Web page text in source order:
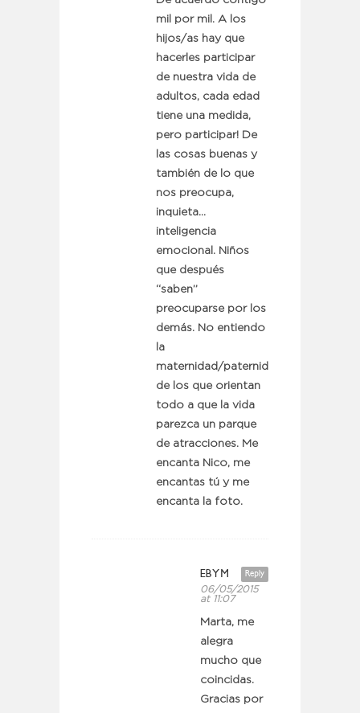
mil por mil. A los
hijos/as hay que
hacerles participar
de nuestra vida de
adultos, cada edad
tiene una medida,
pero participar! De
las cosas buenas y
también de lo que
nos preocupa,
inquieta…
inteligencia
emocional. Niños
que después
“saben”
preocuparse por los
demás. No entiendo
la
maternidad/paternidad
de los que orientan
todo a que la vida
parezca un parque
de atracciones. Me
encanta Nico, me
encantas tú y me
encanta la foto.
Reply
EBYM
06/05/2015
at 11:07
Marta, me
alegra
mucho que
coincidas.
Gracias por